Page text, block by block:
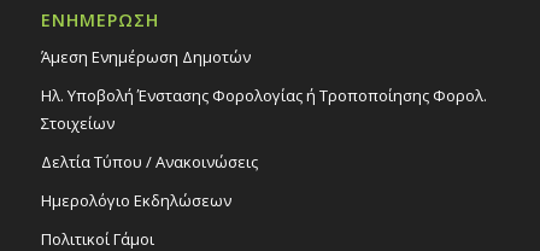
ΕΝΗΜΕΡΩΣΗ
Άμεση Ενημέρωση Δημοτών
Ηλ. Υποβολή Ένστασης Φορολογίας ή Τροποποίησης Φορολ.
Στοιχείων
Δελτία Τύπου / Ανακοινώσεις
Ημερολόγιο Εκδηλώσεων
Πολιτικοί Γάμοι